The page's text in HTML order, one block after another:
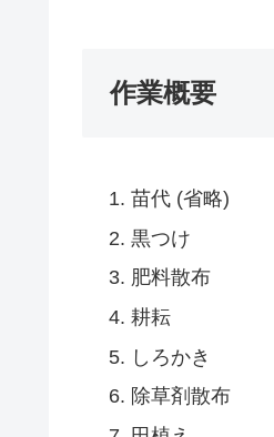
作業概要
苗代 (省略)
黒つけ
肥料散布
耕耘
しろかき
除草剤散布